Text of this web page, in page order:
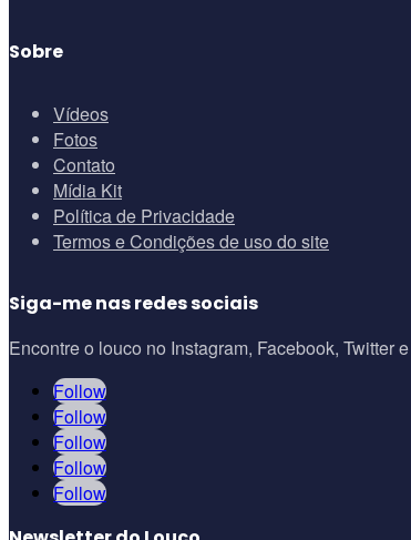
Sobre
Vídeos
Fotos
Contato
Mídia Kit
Política de Privacidade
Termos e Condições de uso do site
Siga-me nas redes sociais
Encontre o louco no Instagram, Facebook, Twitter
Follow
Follow
Follow
Follow
Follow